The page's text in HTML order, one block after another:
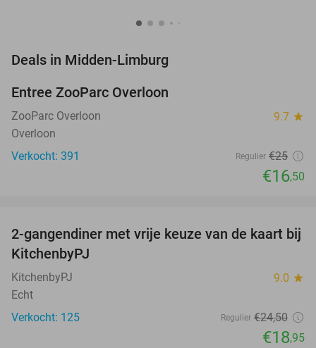
Deals in Midden-Limburg
TODAY
Entree ZooParc Overloon
ZooParc Overloon 9.7 star
Overloon
Verkocht: 391
Regulier €25
€16,50
23%
2-gangendiner met vrije keuze van de kaart bij
KitchenbyPJ
KitchenbyPJ 9.0 star
Echt
Verkocht: 125
Regulier €24,50
€18,95